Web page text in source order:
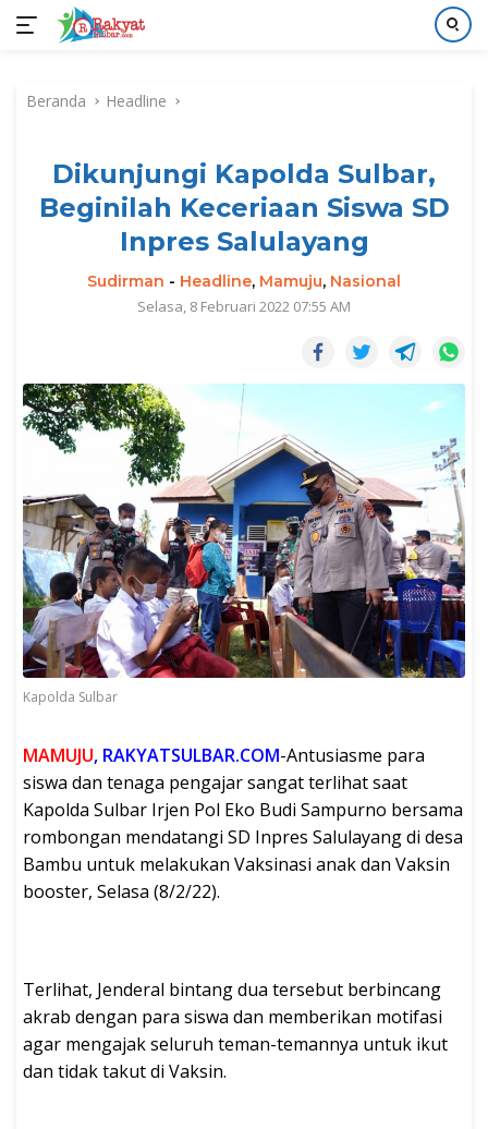
kontenBeranda Headline
Dikunjungi Kapolda Sulbar,
Beginilah Keceriaan Siswa SD
Inpres Salulayang
Sudirman - Headline, Mamuju, Nasional
Selasa, 8 Februari 2022 07:55 AM
Kapolda Sulbar
MAMUJU, RAKYATSULBAR.COM-Antusiasme para
siswa dan tenaga pengajar sangat terlihat saat
Kapolda Sulbar Irjen Pol Eko Budi Sampurno bersama
rombongan mendatangi SD Inpres Salulayang di desa
Bambu untuk melakukan Vaksinasi anak dan Vaksin
booster, Selasa (8/2/22).
Terlihat, Jenderal bintang dua tersebut berbincang
akrab dengan para siswa dan memberikan motifasi
agar mengajak seluruh teman-temannya untuk ikut
dan tidak takut di Vaksin.